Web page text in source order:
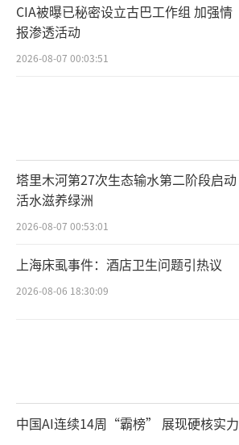
CIA被曝已秘密设立古巴工作组 加强情
报渗透活动
2026-08-07 00:03:51
塔里木河第27次生态输水第二阶段启动
活水滋养绿洲
2026-08-07 00:53:01
上海床虱事件：酒店卫生问题引热议
2026-08-06 18:30:09
中国AI连续14周“霸榜” 展现硬核实力